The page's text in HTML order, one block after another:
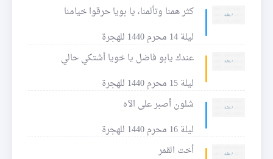
كثر همنا وتألمنا، يا بويا حرقوا خيامنا
ليلة 14 محرم 1440 للهجرة
عندك يابو فاضل يا خويا أشتكي حالي
ليلة 15 محرم 1440 للهجرة
شلون أصبر على الآه
ليلة 16 محرم 1440 للهجرة
أخت القمر